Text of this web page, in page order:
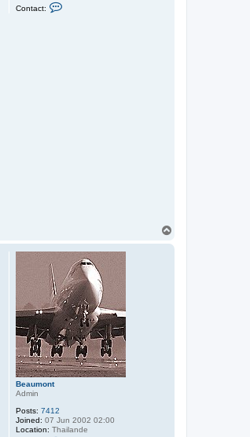
Contact:
Beaumont
Admin
Posts: 7412
Joined: 07 Jun 2002 02:00
Location: Thailande